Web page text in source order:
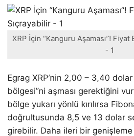
XRP İçin “Kanguru Aşaması”! Fiyat
- 1
Egrag XRP’nin 2,00 – 3,40
bölgesi”ni aşması gerektiğini
bölge yukarı yönlü kırılırsa
doğrultusunda 8,5 ve 13 dolar
girebilir. Daha ileri bir